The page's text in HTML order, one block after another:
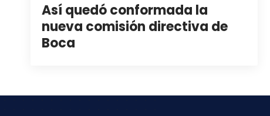
Así quedó conformada la
nueva comisión directiva de
Boca